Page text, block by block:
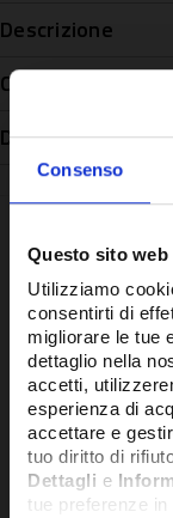
Consenso
Questo sito
Utilizziamo
consentirti di
migliorare le tue
dettaglio nella
accetti,
esperienza di
accettare e
tuo diritto di
Dettagli e
tue preferenze
Descrizione
Caratteristiche
Disponibilità